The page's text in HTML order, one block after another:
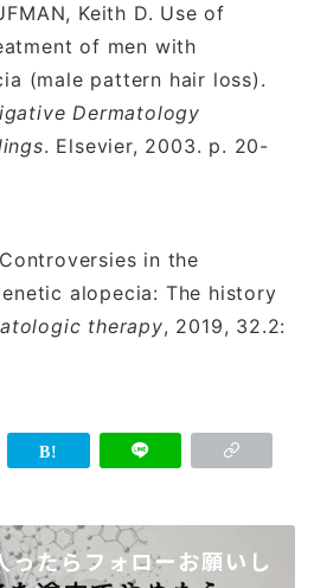
Keith D. Use of
of men with
(male pattern hair loss).
Dermatology
. Elsevier, 2003. p. 20-
in the
alopecia: The history
therapy, 2019, 32.2:
ったらフォローお願いし